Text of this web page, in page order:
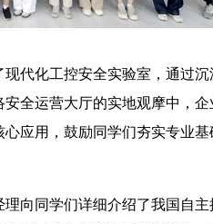
代化工控安全实验室，通过
全运营大厅的实地观摩中，
应用，鼓励同学们夯实专业
向同学们详细介绍了我国自主